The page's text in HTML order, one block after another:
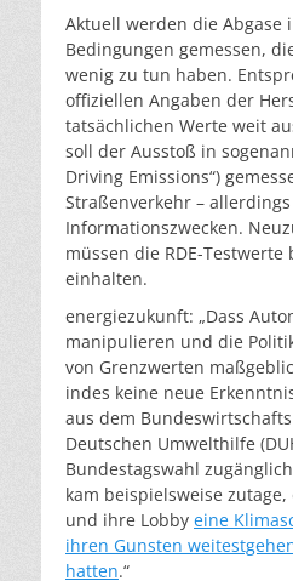
Aktuell werden die Abgase
Bedingungen gemessen,
wenig zu tun haben.
offiziellen Angaben der
tatsächlichen Werte weit
soll der Ausstoß in
Driving Emissions“)
Straßenverkehr –
Informationszwecken.
müssen die RDE-
einhalten.
energiezukunft: „Dass
manipulieren und die
von Grenzwerten
indes keine neue
aus dem
Deutschen Umwelthilfe
Bundestagswahl
kam beispielsweise
und ihre Lobby eine
ihren Gunsten
hatten.“